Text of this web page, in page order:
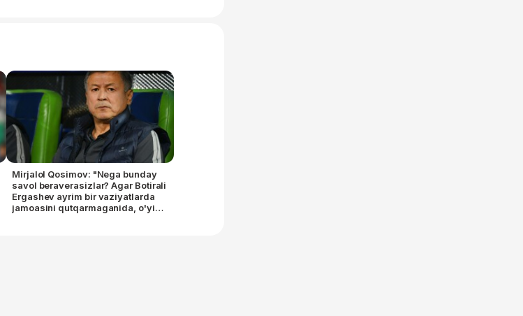
Mirjalol Qosimov: "Nega bunday
savol beraverasizlar? Agar Botirali
Ergashev ayrim bir vaziyatlarda
jamoasini qutqarmaganida, o'yin